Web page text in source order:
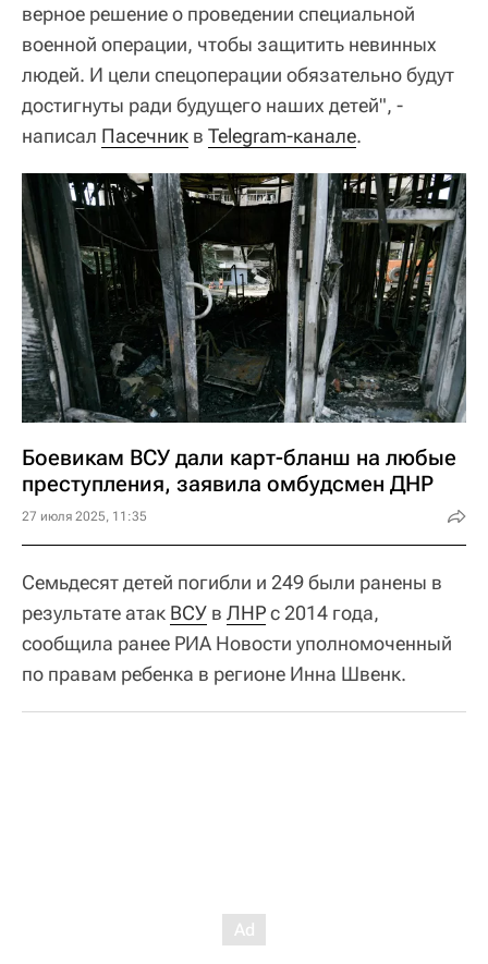
верное решение о проведении специальной
военной операции, чтобы защитить невинных
людей. И цели спецоперации обязательно будут
достигнуты ради будущего наших детей", -
написал Пасечник в Telegram-канале.
Боевикам ВСУ дали карт-бланш на любые
преступления, заявила омбудсмен ДНР
27 июля 2025, 11:35
Семьдесят детей погибли и 249 были ранены в
результате атак ВСУ в ЛНРс 2014 года,
сообщила ранее РИА Новости уполномоченный
по правам ребенка в регионе Инна Швенк.